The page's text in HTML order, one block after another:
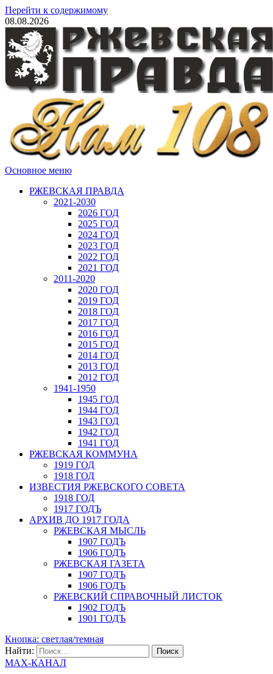
Перейти к содержимому
08.08.2026
Основное меню
РЖЕВСКАЯ ПРАВДА
2021-2030
2026 ГОД
2025 ГОД
2024 ГОД
2023 ГОД
2022 ГОД
2021 ГОД
2011-2020
2020 ГОД
2019 ГОД
2018 ГОД
2017 ГОД
2016 ГОД
2015 ГОД
2014 ГОД
2013 ГОД
2012 ГОД
1941-1950
1945 ГОД
1944 ГОД
1943 ГОД
1942 ГОД
1941 ГОД
РЖЕВСКАЯ КОММУНА
1919 ГОД
1918 ГОД
ИЗВЕСТИЯ РЖЕВСКОГО СОВЕТА
1918 ГОД
1917 ГОДЪ
АРХИВ ДО 1917 ГОДА
РЖЕВСКАЯ МЫСЛЬ
1907 ГОДЪ
1906 ГОДЪ
РЖЕВСКАЯ ГАЗЕТА
1907 ГОДЪ
1906 ГОДЪ
РЖЕВСКИЙ СПРАВОЧНЫЙ ЛИСТОК
1902 ГОДЪ
1901 ГОДЪ
Кнопка: светлая/темная
Найти:
MAX-КАНАЛ